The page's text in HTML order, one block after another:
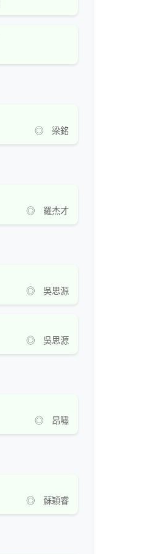
◎ 梁銘
◎ 羅杰才
◎ 吳思源
◎ 吳思源
◎ 昂嘯
◎ 蘇穎睿